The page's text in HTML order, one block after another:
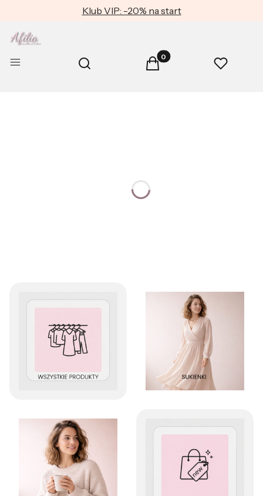
Klub VIP: -20% na start
Menu Otwórz wyszukiwarkę
Szukaj Produkty w koszyku: 0.
Koszyk Ulubione